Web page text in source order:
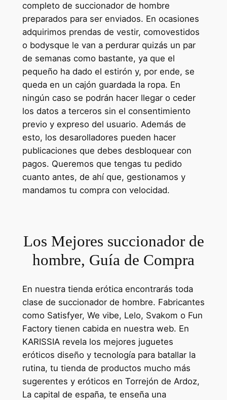
completo de succionador de hombre
preparados para ser enviados. En ocasiones
adquirimos prendas de vestir, comovestidos
o bodysque le van a perdurar quizás un par
de semanas como bastante, ya que el
pequeño ha dado el estirón y, por ende, se
queda en un cajón guardada la ropa. En
ningún caso se podrán hacer llegar o ceder
los datos a terceros sin el consentimiento
previo y expreso del usuario. Además de
esto, los desarolladores pueden hacer
publicaciones que debes desbloquear con
pagos. Queremos que tengas tu pedido
cuanto antes, de ahí que, gestionamos y
mandamos tu compra con velocidad.
Los Mejores succionador de
hombre, Guía de Compra
En nuestra tienda erótica encontrarás toda
clase de succionador de hombre. Fabricantes
como Satisfyer, We vibe, Lelo, Svakom o Fun
Factory tienen cabida en nuestra web. En
KARISSIA revela los mejores juguetes
eróticos diseño y tecnología para batallar la
rutina, tu tienda de productos mucho más
sugerentes y eróticos en Torrejón de Ardoz,
La capital de españa, te enseña una